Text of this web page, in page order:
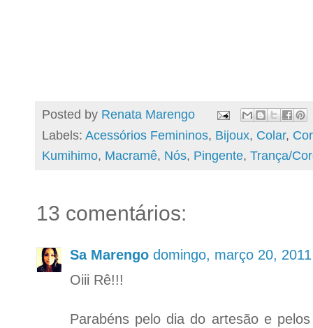
Posted by Renata Marengo
Labels: Acessórios Femininos, Bijoux, Colar,
Kumihimo, Macramê, Nós, Pingente, Trança/
13 comentários:
Sa Marengo domingo, março 20,
Oiii Rê!!!
Parabéns pelo dia do artesão e